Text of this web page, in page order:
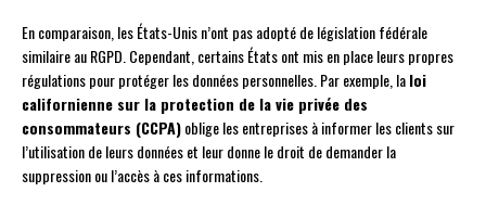
En comparaison, les États-Unis n’ont pas adopté de législation fédérale
similaire au RGPD. Cependant, certains États ont mis en place leurs propres
régulations pour protéger les données personnelles. Par exemple, laloi
californienne sur la protection de la vie privée des
consommateurs (CCPA)oblige les entreprises à informer les clients sur
l’utilisation de leurs données et leur donne le droit de demander la
suppression ou l’accès à ces informations.